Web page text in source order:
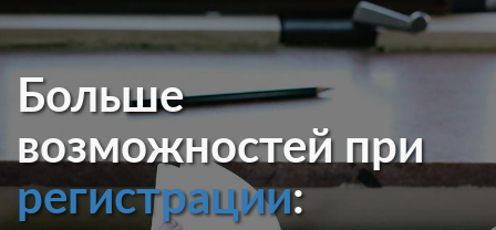
Больше
возможностей при
регистрации: